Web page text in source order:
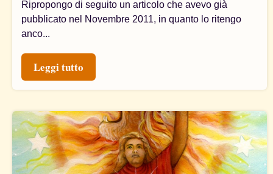
Ripropongo di seguito un articolo che avevo già
pubblicato nel Novembre 2011, in quanto lo ritengo
anco...
Leggi tutto